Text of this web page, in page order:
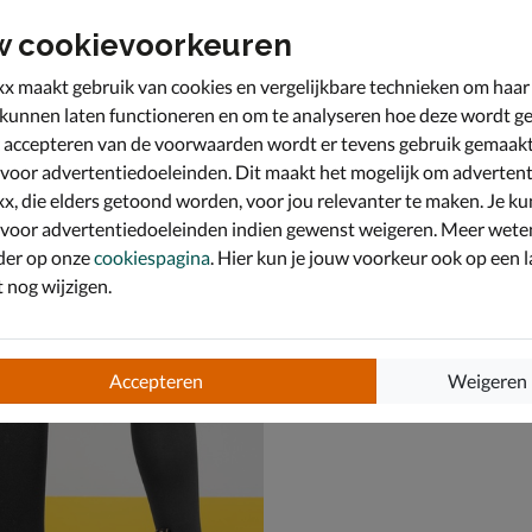
cookievoorkeuren
maakt gebruik van cookies en vergelijkbare technieken om
laten functioneren en om te analyseren hoe deze wordt
van de voorwaarden wordt er tevens gebruik
advertentiedoeleinden. Dit maakt het mogelijk om
die elders getoond worden, voor jou relevanter te maken. Je
advertentiedoeleinden indien gewenst weigeren. Meer
op onzecookiespagina. Hier kun je jouw voorkeur ook op een
nog wijzigen.
Accepteren Weigeren